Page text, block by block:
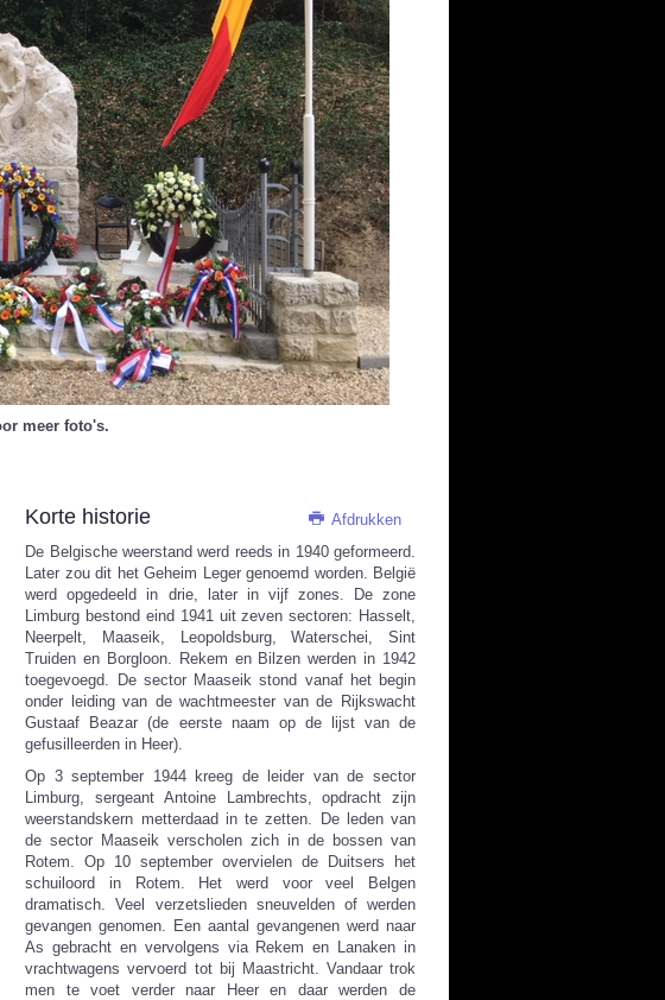
meer foto's.
Afdrukken
Korte historie
De Belgische weerstand werd reeds in 1940 geformeerd.
Later zou dit het Geheim Leger genoemd worden. België
werd opgedeeld in drie, later in vijf zones. De zone
Limburg bestond eind 1941 uit zeven sectoren: Hasselt,
Neerpelt, Maaseik, Leopoldsburg, Waterschei, Sint
Truiden en Borgloon. Rekem en Bilzen werden in 1942
toegevoegd. De sector Maaseik stond vanaf het begin
onder leiding van de wachtmeester van de Rijkswacht
Gustaaf Beazar (de eerste naam op de lijst van de
gefusilleerden in Heer).
Op 3 september 1944 kreeg de leider van de sector
Limburg, sergeant Antoine Lambrechts, opdracht zijn
weerstandskern metterdaad in te zetten. De leden van
de sector Maaseik verscholen zich in de bossen van
Rotem. Op 10 september overvielen de Duitsers het
schuiloord in Rotem. Het werd voor veel Belgen
dramatisch. Veel verzetslieden sneuvelden of werden
gevangen genomen. Een aantal gevangenen werd naar
As gebracht en vervolgens via Rekem en Lanaken in
vrachtwagens vervoerd tot bij Maastricht. Vandaar trok
men te voet verder naar Heer en daar werden de